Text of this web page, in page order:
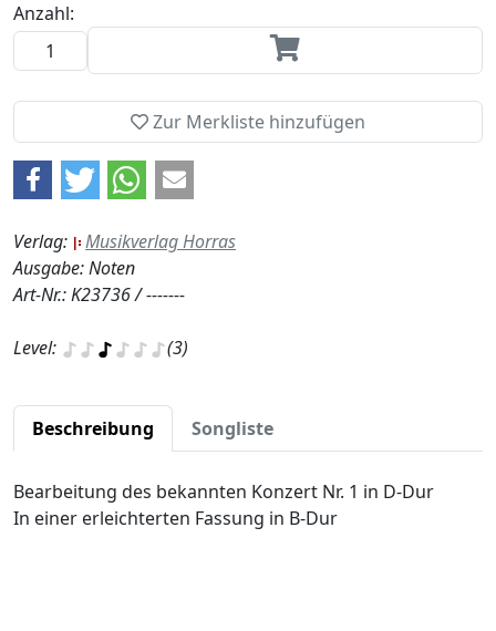
Verlag:
Musikverlag Horras
Ausgabe: Noten
Art-Nr.: K23736 / -------
Level: (3)
Beschreibung Songliste
Bearbeitung des bekannten Konzert Nr. 1 in D-Dur
In einer erleichterten Fassung in B-Dur
Anzahl:
Zur Merkliste hinzufügen